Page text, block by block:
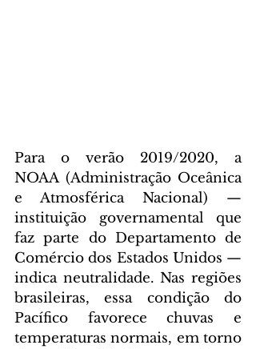
Para o verão 2019/2020, a
NOAA (Administração Oceânica
e Atmosférica Nacional) —
instituição governamental que
faz parte do Departamento de
Comércio dos Estados Unidos —
indica neutralidade. Nas regiões
brasileiras, essa condição do
Pacífico favorece chuvas e
temperaturas normais, em torno